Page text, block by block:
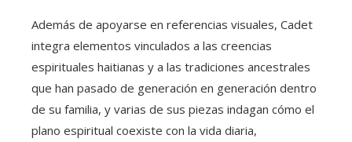
Además de apoyarse en referencias visuales, Cadet
integra elementos vinculados a las creencias
espirituales haitianas y a las tradiciones ancestrales
que han pasado de generación en generación dentro
de su familia, y varias de sus piezas indagan cómo el
plano espiritual coexiste con la vida diaria,